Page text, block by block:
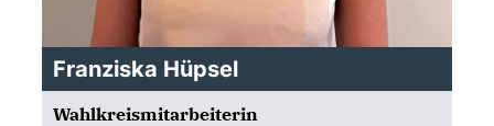
Franziska Hüpsel
Wahlkreismitarbeiterin